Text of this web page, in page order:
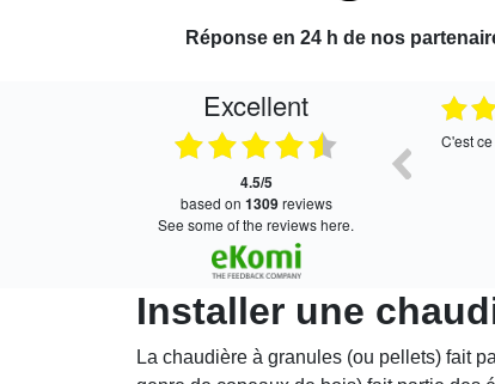
Réponse en 24 h de nos
Excellent
4.5/5
based on 1309reviews
see some of the reviews here.
C'est
Installer une
La chaudière à granules (ou pellets) fait